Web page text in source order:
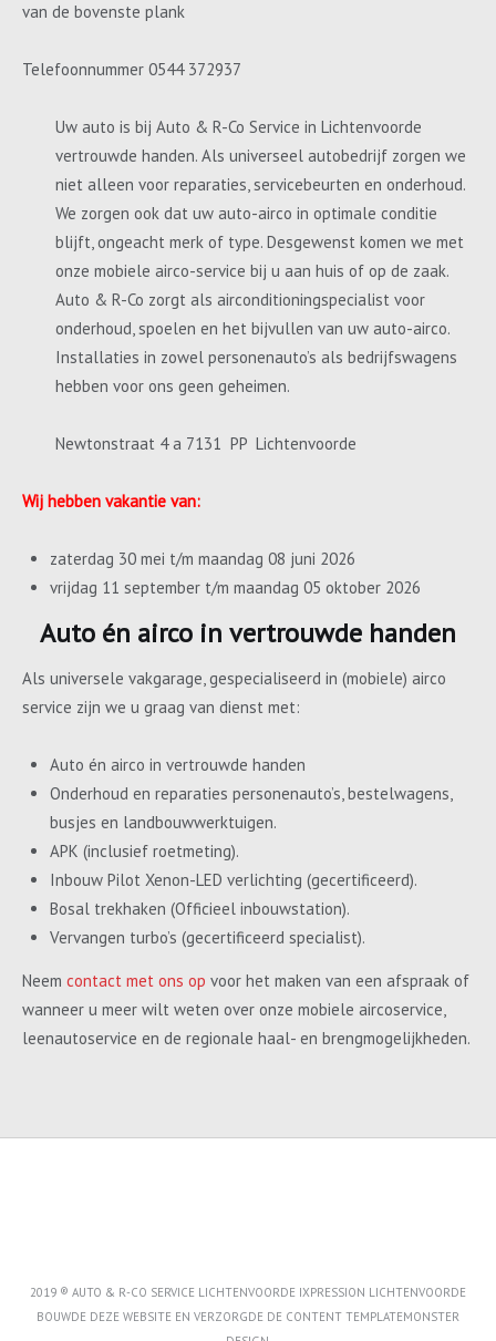
van de bovenste plank
Telefoonnummer 0544 372937
Uw auto is bij Auto & R-Co Service in Lichtenvoorde
vertrouwde handen. Als universeel autobedrijf zorgen we
niet alleen voor reparaties, servicebeurten en onderhoud.
We zorgen ook dat uw auto-airco in optimale conditie
blijft, ongeacht merk of type. Desgewenst komen we met
onze mobiele airco-service bij u aan huis of op de zaak.
Auto & R-Co zorgt als airconditioningspecialist voor
onderhoud, spoelen en het bijvullen van uw auto-airco.
Installaties in zowel personenauto’s als bedrijfswagens
hebben voor ons geen geheimen.
Newtonstraat 4 a 7131 PP Lichtenvoorde
Wij hebben vakantie van:
zaterdag 30 mei t/m maandag 08 juni 2026
vrijdag 11 september t/m maandag 05 oktober 2026
Auto én airco in vertrouwde handen
Als universele vakgarage, gespecialiseerd in (mobiele) airco
service zijn we u graag van dienst met:
Auto én airco in vertrouwde handen
Onderhoud en reparaties personenauto’s, bestelwagens,
busjes en landbouwwerktuigen.
APK (inclusief roetmeting).
Inbouw Pilot Xenon-LED verlichting (gecertificeerd).
Bosal trekhaken (Officieel inbouwstation).
Vervangen turbo’s (gecertificeerd specialist).
Neem contact met ons op voor het maken van een afspraak of
wanneer u meer wilt weten over onze mobiele aircoservice,
leenautoservice en de regionale haal- en brengmogelijkheden.
2019 ® AUTO & R-CO SERVICE LICHTENVOORDE IXPRESSION LICHTENVOORDE
BOUWDE DEZE WEBSITE EN VERZORGDE DE CONTENT TEMPLATEMONSTER